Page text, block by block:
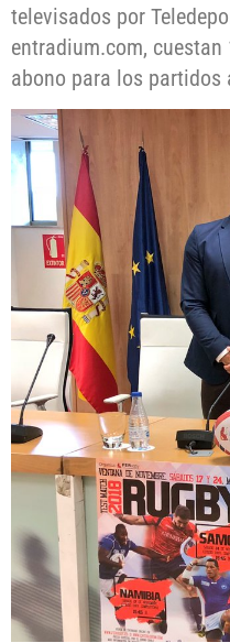
televisados por
entradium.com,
abono para los partidos